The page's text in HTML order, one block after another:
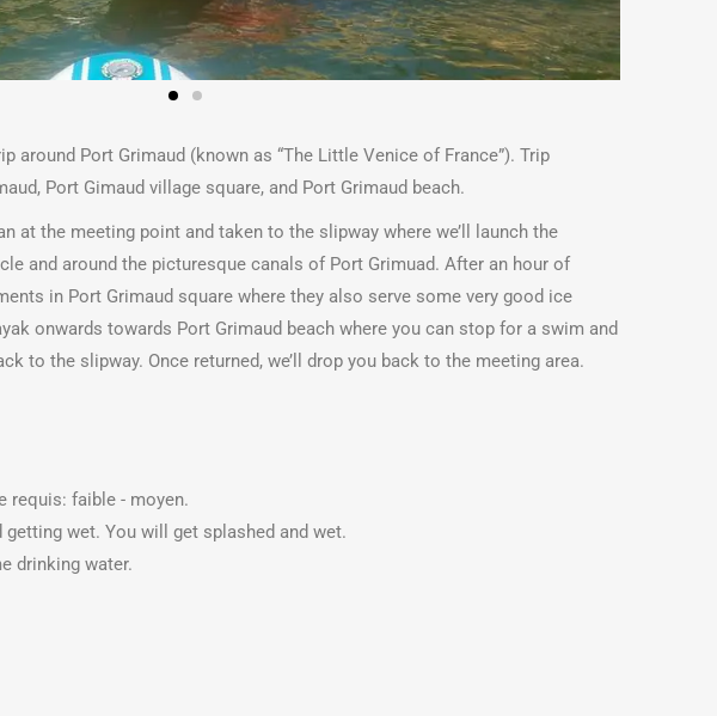
around Port Grimaud (known as “The Little Venice of France”). Trip
Port Gimaud village square, and Port Grimaud beach.
at the meeting point and taken to the slipway where we’ll launch the
and around the picturesque canals of Port Grimuad. After an hour of
in Port Grimaud square where they also serve some very good ice
onwards towards Port Grimaud beach where you can stop for a swim and
to the slipway. Once returned, we’ll drop you back to the meeting area.
requis: faible - moyen.
getting wet. You will get splashed and wet.
drinking water.